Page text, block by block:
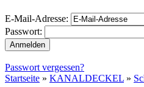
E-Mail-Adresse:
Passwort:
Passwort vergessen?
Startseite » KANALDECKEL »